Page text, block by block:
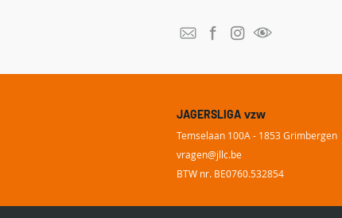
JAGERSLIGA vzw
Temselaan 100A - 1853 Grimbergen
vragen@jllc.be
BTW nr. BE0760.532854